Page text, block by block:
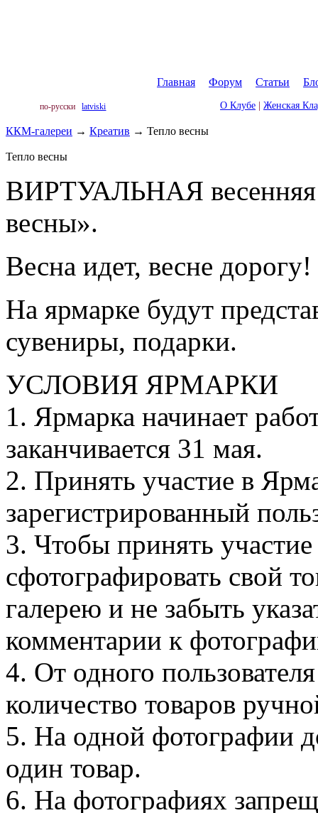
Главная Форум Статьи
по-русски latviski О Клубе Женская
ККМ-галереи → Креатив → Тепло весны
Тепло весны
ВИРТУАЛЬНАЯ
весны».
Весна идет, весне дорогу!
На ярмарке будут
сувениры, подарки.
УСЛОВИЯ ЯРМАРКИ
1. Ярмарка начинает
заканчивается 31 мая.
2. Принять участие в
зарегистрированный
3. Чтобы принять
сфотографировать свой
галерею и не забыть
комментарии к
4. От одного
количество товаров
5. На одной фотографии
один товар.
6. На фотографиях